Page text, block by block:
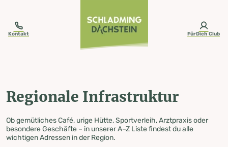
Kontakt FürDich Club
Regionale Infrastruktur
Ob gemütliches Café, urige Hütte, Sportverleih, Arztpraxis oder
besondere Geschäfte – in unserer A–Z Liste findest du alle
wichtigen Adressen in der Region.